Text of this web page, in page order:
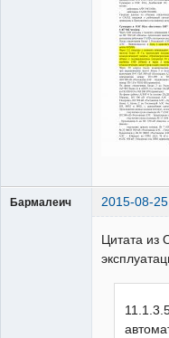
Бармалеич 2015-08-
Цитата из